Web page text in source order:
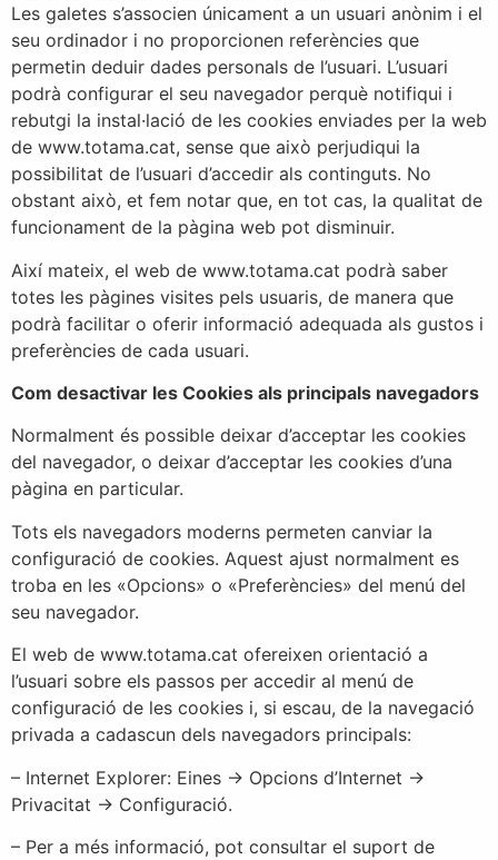
Les galetes s’associen únicament a un usuari anònim i el
seu ordinador i no proporcionen referències que
permetin deduir dades personals de l’usuari. L’usuari
podrà configurar el seu navegador perquè notifiqui i
rebutgi la instal·lació de les cookies enviades per la web
de www.totama.cat, sense que això perjudiqui la
possibilitat de l’usuari d’accedir als continguts. No
obstant això, et fem notar que, en tot cas, la qualitat de
funcionament de la pàgina web pot disminuir.
Així mateix, el web de www.totama.cat podrà saber
totes les pàgines visites pels usuaris, de manera que
podrà facilitar o oferir informació adequada als gustos i
preferències de cada usuari.
Com desactivar les Cookies als principals navegadors
Normalment és possible deixar d’acceptar les cookies
del navegador, o deixar d’acceptar les cookies d’una
pàgina en particular.
Tots els navegadors moderns permeten canviar la
configuració de cookies. Aquest ajust normalment es
troba en les «Opcions» o «Preferències» del menú del
seu navegador.
El web de www.totama.cat ofereixen orientació a
l’usuari sobre els passos per accedir al menú de
configuració de les cookies i, si escau, de la navegació
privada a cadascun dels navegadors principals:
– Internet Explorer: Eines -> Opcions d’Internet ->
Privacitat -> Configuració.
– Per a més informació, pot consultar el suport de